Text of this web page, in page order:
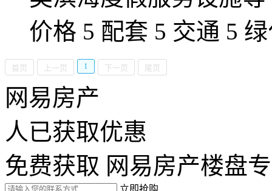
价格 5 配套 5 交通 5
首页 上一页 1 下一页 尾页
网易房产
人已获取优惠
免费获取 网易房产楼盘
立即抢购